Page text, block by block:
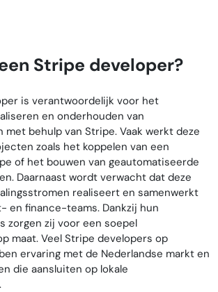
Stripe developer?
is verantwoordelijk voor het
en onderhouden van
met behulp van Stripe. Vaak werkt deze
zoals het koppelen van een
of het bouwen van geautomatiseerde
Daarnaast wordt verwacht dat deze
realiseert en samenwerkt
en finance-teams. Dankzij hun
zorgen zij voor een soepel
maat. Veel Stripe developers op
ervaring met de Nederlandse markt en
die aansluiten op lokale